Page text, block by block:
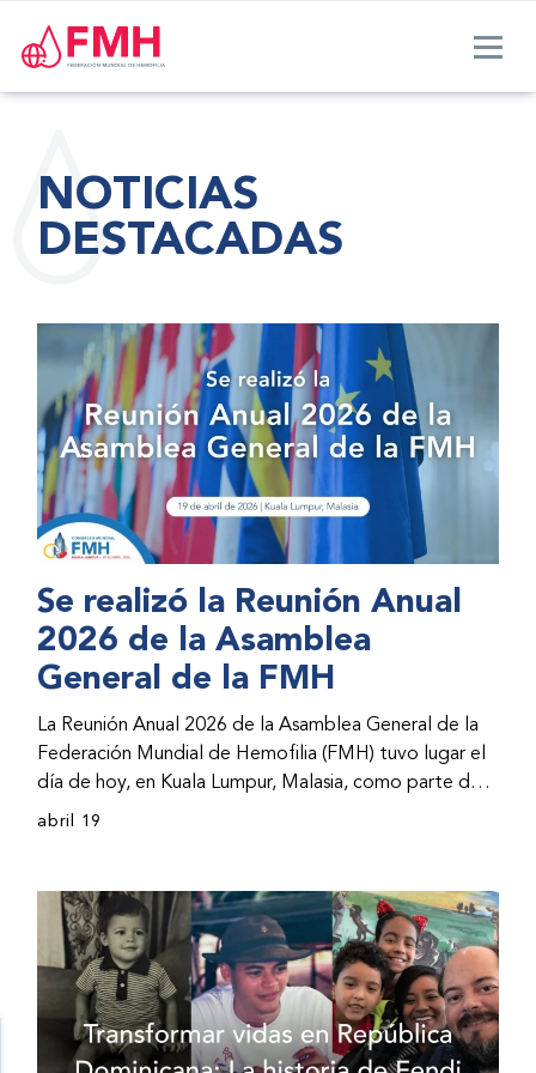
NOTICIAS
DESTACADAS
Se realizó la Reunión Anual
2026 de la Asamblea
General de la FMH
La Reunión Anual 2026 de la Asamblea General de la
Federación Mundial de Hemofilia (FMH) tuvo lugar el
día de hoy, en Kuala Lumpur, Malasia, como parte del
Congreso Mundial 2026 de la FMH. La reunión abarcó
avances por parte de la dirección de la FMH. Al
evento asistieron representantes de las organizaciones
nacionales miembros (ONM) de la FMH y otras partes
interesadas.
abril 19